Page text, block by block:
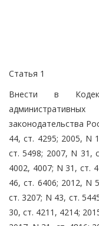
Статья 1
Внести в
законодательства
44, ст. 4295; 2005, N
ст. 5498; 2007, N 31,
4002, 4007; N 31, ст.
46, ст. 6406; 2012, N
ст. 3207; N 43, ст.
30, ст. 4211, 4214;